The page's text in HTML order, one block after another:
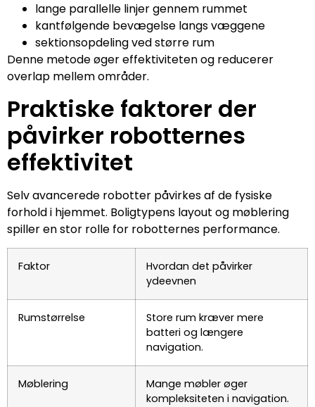
lange parallelle linjer gennem rummet
kantfølgende bevægelse langs væggene
sektionsopdeling ved større rum
Denne metode øger effektiviteten og reducerer
overlap mellem områder.
Praktiske faktorer der
påvirker robotternes
effektivitet
Selv avancerede robotter påvirkes af de fysiske
forhold i hjemmet. Boligtypens layout og møblering
spiller en stor rolle for robotternes performance.
Faktor
Hvordan det påvirker
ydeevnen
Rumstørrelse
Store rum kræver mere
batteri og længere
navigation.
Møblering
Mange møbler øger
kompleksiteten i navigation.